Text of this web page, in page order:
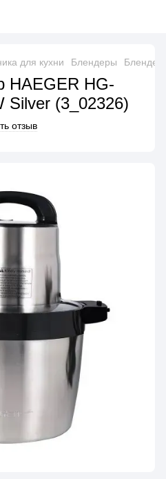
для кухни Блендеры
HAEGER HG-
Silver (3_02326)
отзыв